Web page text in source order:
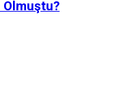
Olmuştu?